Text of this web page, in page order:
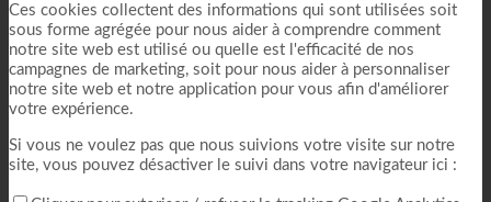
Ces cookies collectent des informations qui sont utilisées soit
sous forme agrégée pour nous aider à comprendre comment
notre site web est utilisé ou quelle est l'efficacité de nos
campagnes de marketing, soit pour nous aider à personnaliser
notre site web et notre application pour vous afin d'améliorer
votre expérience.
Si vous ne voulez pas que nous suivions votre visite sur notre
site, vous pouvez désactiver le suivi dans votre navigateur ici :